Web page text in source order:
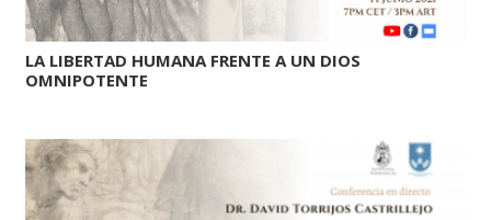
LA LIBERTAD HUMANA FRENTE A UN DIOS
OMNIPOTENTE